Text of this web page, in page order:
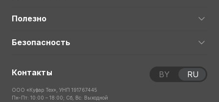
Полезно
Безопасность
Контакты
ООО «Куфар Тех», УНП 191767445
Пн-Пт: 10:00 – 18:00; Сб, Вс: Выходной
BY RU